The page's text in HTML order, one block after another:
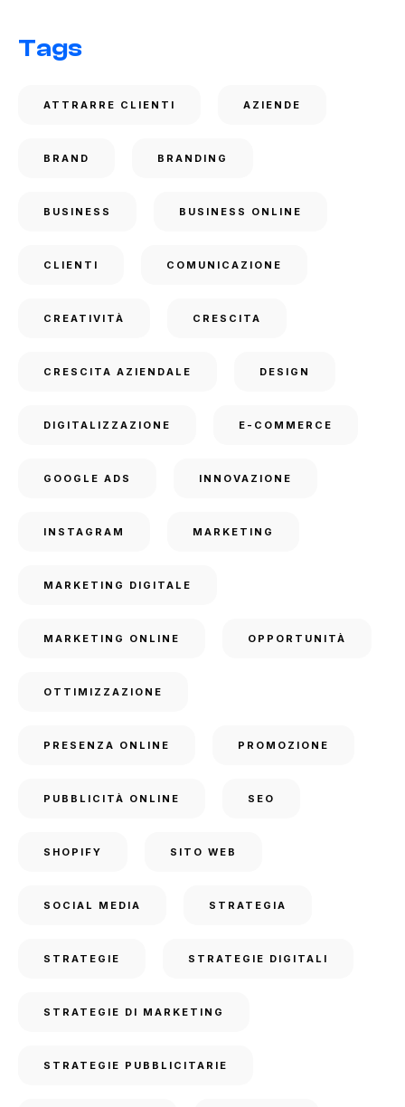
Tags
ATTRARRE CLIENTI AZIENDE
BRAND BRANDING
BUSINESS BUSINESS ONLINE
CLIENTI COMUNICAZIONE
CREATIVITÀ CRESCITA
CRESCITA AZIENDALE DESIGN
DIGITALIZZAZIONE E-COMMERCE
GOOGLE ADS INNOVAZIONE
INSTAGRAM MARKETING
MARKETING DIGITALE
MARKETING ONLINE OPPORTUNITÀ
OTTIMIZZAZIONE
PRESENZA ONLINE PROMOZIONE
PUBBLICITÀ ONLINE SEO
SHOPIFY SITO WEB
SOCIAL MEDIA STRATEGIA
STRATEGIE STRATEGIE DIGITALI
STRATEGIE DI MARKETING
STRATEGIE PUBBLICITARIE